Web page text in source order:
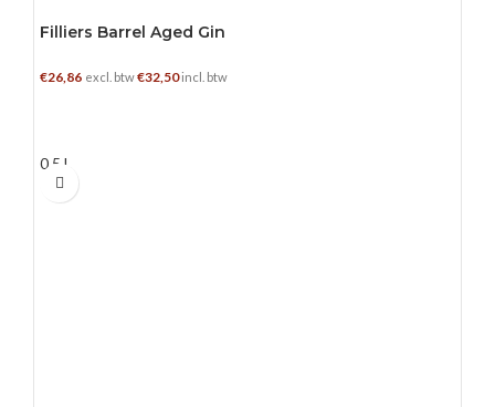
Filliers Barrel Aged Gin
€26,86 excl. btw€32,50incl. btw
0.5 L